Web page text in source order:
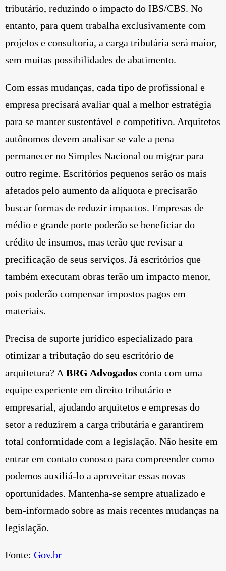
tributário, reduzindo o impacto do IBS/CBS. No
entanto, para quem trabalha exclusivamente com
projetos e consultoria, a carga tributária será maior,
sem muitas possibilidades de abatimento.
Com essas mudanças, cada tipo de profissional e
empresa precisará avaliar qual a melhor estratégia
para se manter sustentável e competitivo. Arquitetos
autônomos devem analisar se vale a pena
permanecer no Simples Nacional ou migrar para
outro regime. Escritórios pequenos serão os mais
afetados pelo aumento da alíquota e precisarão
buscar formas de reduzir impactos. Empresas de
médio e grande porte poderão se beneficiar do
crédito de insumos, mas terão que revisar a
precificação de seus serviços. Já escritórios que
também executam obras terão um impacto menor,
pois poderão compensar impostos pagos em
materiais.
Precisa de suporte jurídico especializado para
otimizar a tributação do seu escritório de
arquitetura? A BRG Advogados conta com uma
equipe experiente em direito tributário e
empresarial, ajudando arquitetos e empresas do
setor a reduzirem a carga tributária e garantirem
total conformidade com a legislação. Não hesite em
entrar em contato conosco para compreender como
podemos auxiliá-lo a aproveitar essas novas
oportunidades. Mantenha-se sempre atualizado e
bem-informado sobre as mais recentes mudanças na
legislação.
Fonte: Gov.br